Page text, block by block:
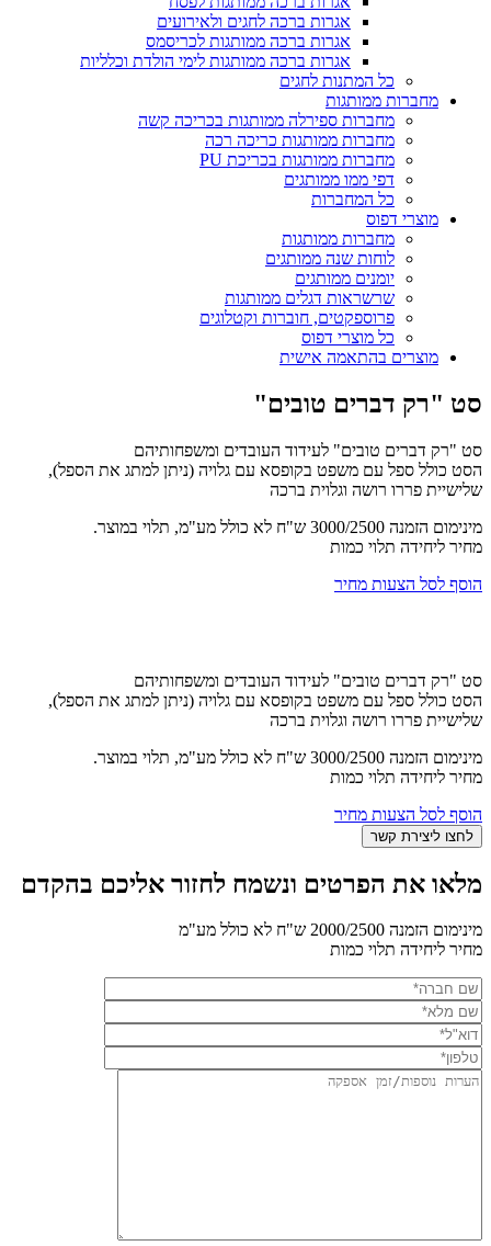
אגרות ברכה לחגים ולאירועים
אגרות ברכה ממותגות לכריסמס
אגרות ברכה ממותגות לימי הולדת וכלליות
כל המתנות לחגים
מחברות ממותגות
מחברות ספירלה ממותגות בכריכה קשה
מחברות ממותגות כריכה רכה
מחברות ממותגות בכריכת PU
דפי ממו ממותגים
כל המחברות
מוצרי דפוס
מחברות ממותגות
לוחות שנה ממותגים
יומנים ממותגים
שרשראות דגלים ממותגות
פרוספקטים, חוברות וקטלוגים
כל מוצרי דפוס
מוצרים בהתאמה אישית
סט "רק דברים טובים"
סט "רק דברים טובים" לעידוד העובדים ומשפחותיהם
הסט כולל ספל עם משפט בקופסא עם גלויה (ניתן למתג את הספל),
שלישיית פררו רושה וגלוית ברכה
מינימום הזמנה 3000/2500 ש"ח לא כולל מע"מ, תלוי במוצר.
מחיר ליחידה תלוי כמות
הוסף לסל הצעות מחיר
סט "רק דברים טובים" לעידוד העובדים ומשפחותיהם
הסט כולל ספל עם משפט בקופסא עם גלויה (ניתן למתג את הספל),
שלישיית פררו רושה וגלוית ברכה
מינימום הזמנה 3000/2500 ש"ח לא כולל מע"מ, תלוי במוצר.
מחיר ליחידה תלוי כמות
הוסף לסל הצעות מחיר
מלאו את הפרטים ונשמח לחזור אליכם בהקדם
מינימום הזמנה 2000/2500 ש"ח לא כולל מע"מ
מחיר ליחידה תלוי כמות